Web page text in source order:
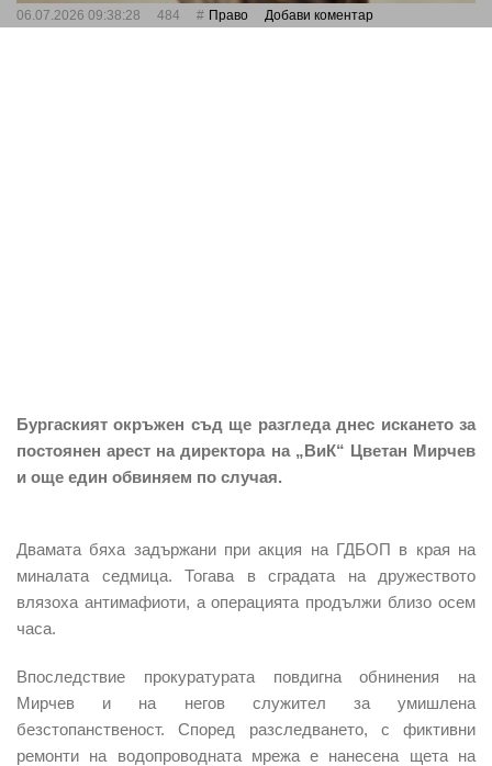
06.07.2026 09:38:28 484 Право Добави коментар
Бургаският окръжен съд ще разгледа днес искането за
постоянен арест на директора на „ВиК“ Цветан Мирчев
и още един обвиняем по случая.
Двамата бяха задържани при акция на ГДБОП в края на
миналата седмица. Тогава в сградата на дружеството
влязоха антимафиоти, а операцията продължи близо осем
часа.
Впоследствие прокуратурата повдигна обнинения на
Мирчев и на негов служител за умишлена
безстопанственост. Според разследването, с фиктивни
ремонти на водопроводната мрежа е нанесена щета на